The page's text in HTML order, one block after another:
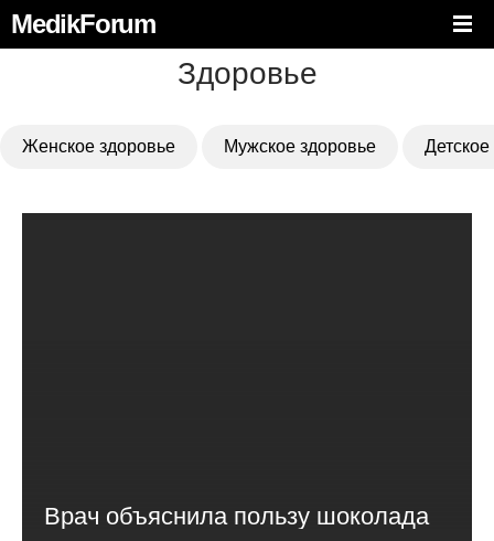
MedikForum
Здоровье
Женское здоровье Мужское здоровье
Врач объяснила пользу шоколада